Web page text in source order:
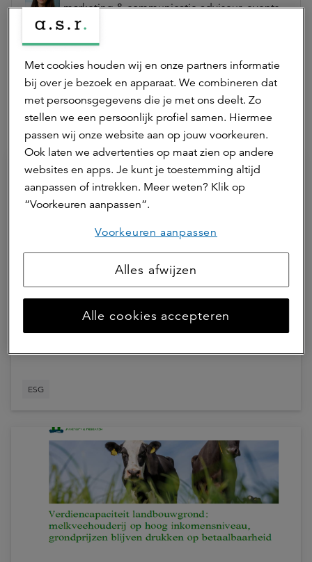
marketing & communicatie adviseur, events
Prisella is marketing & communicatie adviseur bij a.s.r.
real assets en verantwoordelijk voor events.
Neem contact op
Hierna lezen
27 juli 2026 | 1 min.
ESG Annual Update a.s.r. real
ESG
Met cookies houden wij en onze partners informatie
bij over je bezoek en apparaat. We combineren dat
met persoonsgegevens die je met ons deelt. Zo
stellen we een persoonlijk profiel samen. Hiermee
passen wij onze website aan op jouw voorkeuren.
Ook laten we advertenties op maat zien op andere
websites en apps. Je kunt je toestemming altijd
aanpassen of intrekken. Meer weten? Klik op
“Voorkeuren aanpassen”.
Voorkeuren aanpassen
Alles afwijzen
Alle cookies accepteren